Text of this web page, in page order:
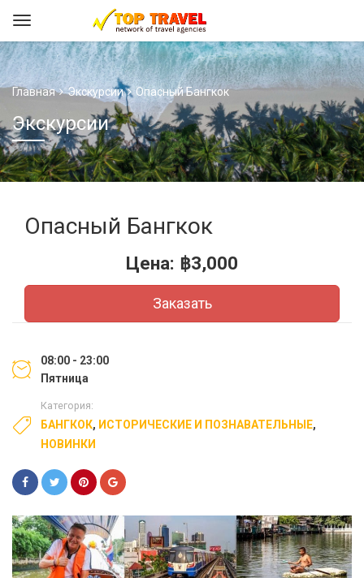
Главная Экскурсии Опасный Бангкок
Экскурсии
Опасный Бангкок
Цена: ฿3,000
Заказать
08:00 - 23:00
Пятница
Категория:
БАНГКОК, ИСТОРИЧЕСКИЕ И ПОЗНАВАТЕЛЬНЫЕ,
НОВИНКИ